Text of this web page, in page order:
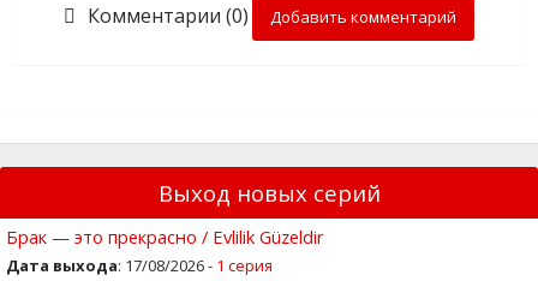
Комментарии (0) Добавить комментарий
Выход новых серий
Брак — это прекрасно / Evlilik Güzeldir
Дата выхода: 17/08/2026 - 1 серия